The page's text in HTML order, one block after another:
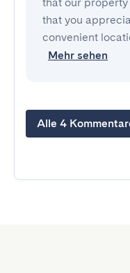
that you
convenient
Mehr sehen
Alle 4